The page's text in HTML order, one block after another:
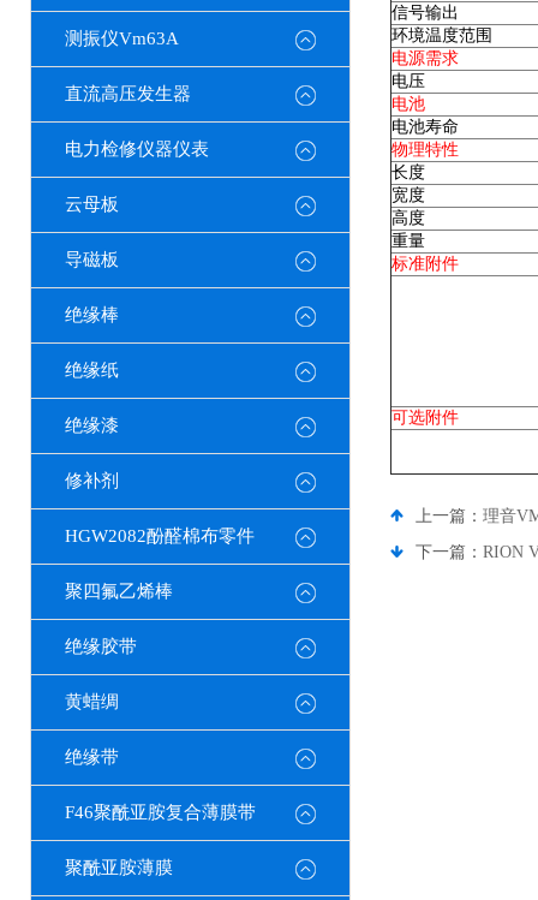
测振仪Vm63A
直流高压发生器
电力检修仪器仪表
云母板
导磁板
绝缘棒
绝缘纸
绝缘漆
修补剂
HGW2082酚醛棉布零件
聚四氟乙烯棒
绝缘胶带
黄蜡绸
绝缘带
F46聚酰亚胺复合薄膜带
聚酰亚胺薄膜
信号输出
环境温度范围
电源需求
电压
电池
电池寿命
物理特性
长度
宽度
高度
重量
标准附件
可选附件
上一篇： 理音
下一篇： RION